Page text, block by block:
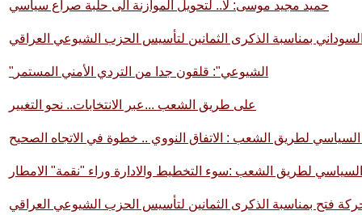
حميد مجيد موسى: لا.. لتحويل الموازنة الى حلبة صراع سياسي
بمناسبة الذكرى الثمانين لتأسيس الحزب الشيوعي العراقي
"الشيوعي": قلقون جدا من التردي الأمني المستمر
على طريق الشعب ...عبر الانتخابات.. نحو التغيير
لطريق الشعب : الاتفاق النووي .. خطوة في الاتجاه الصحيح
لطريق الشعب :سوء التخطيط والادارة وراء "نقمة" الامطار
فتح بمناسبة الذكرى الثمانين لتأسيس الحزب الشيوعي العراقي